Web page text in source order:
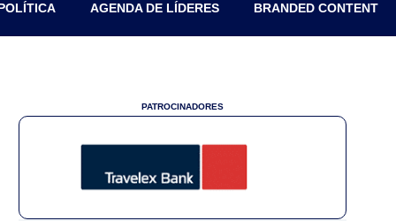
AGENDA DE LÍDERES BRANDED CONTENT
PATROCINADORES